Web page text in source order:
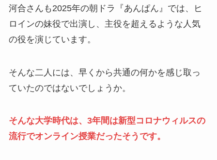
河合さんも2025年の朝ドラ『あんぱん』では、ヒ
ロインの妹役で出演し、主役を超えるような人気
の役を演じています。
そんな二人には、早くから共通の何かを感じ取っ
ていたのではないでしょうか。
そんな大学時代は、3年間は新型コロナウィルスの
流行でオンライン授業だったそうです。